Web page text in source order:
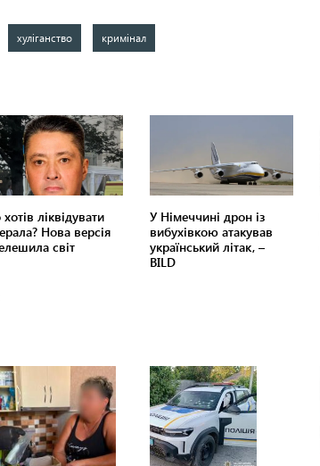
хуліганство кримінал